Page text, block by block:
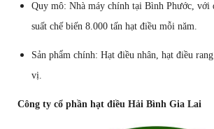
Quy mô: Nhà máy chính tại Bình Phước, với
suất chế biến 8.000 tấn hạt điều mỗi năm.
Sản phẩm chính: Hạt điều nhân, hạt điều
vị.
Công ty cổ phần hạt điều Hải Bình Gia Lai